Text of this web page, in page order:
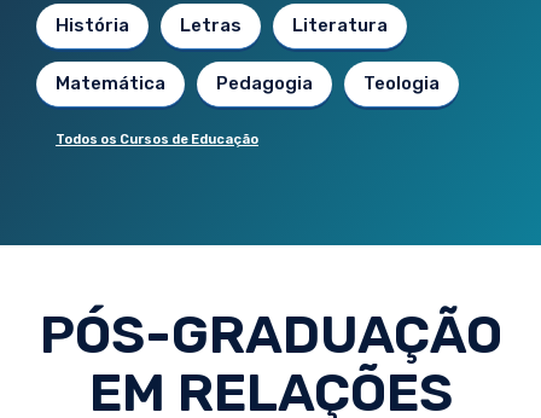
História Letras Literatura
Matemática Pedagogia Teologia
Todos os Cursos de Educação
PÓS-GRADUAÇÃO
EM RELAÇÕES